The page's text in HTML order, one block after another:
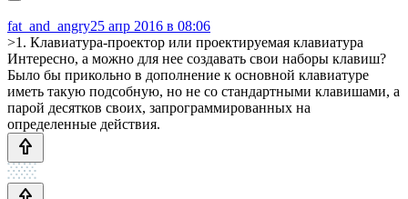
fat_and_angry25 апр 2016 в 08:06
>1. Клавиатура-проектор или проектируемая клавиатура
Интересно, а можно для нее создавать свои наборы клавиш?
Было бы прикольно в дополнение к основной клавиатуре
иметь такую подсобную, но не со стандартными клавишами, а
парой десятков своих, запрограммированных на
определенные действия.